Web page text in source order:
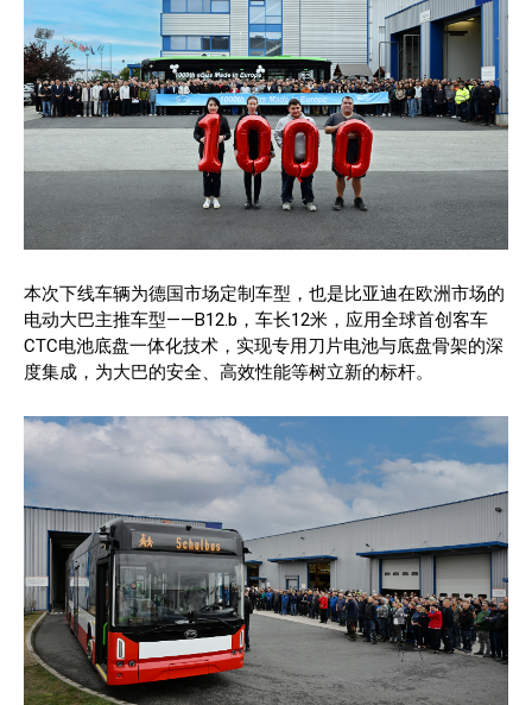
本次下线车辆为德国市场定制车型，也是比亚迪在欧洲市场的
电动大巴主推车型——B12.b，车长12米，应用全球首创客车
CTC电池底盘一体化技术，实现专用刀片电池与底盘骨架的深
度集成，为大巴的安全、高效性能等树立新的标杆。